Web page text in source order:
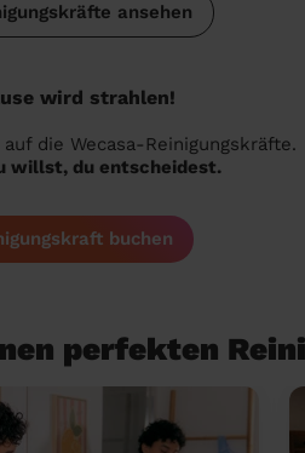
ansehen
wird strahlen!
die Wecasa-Reinigungskräfte.
willst, du entscheidest.
buchen
perfekten